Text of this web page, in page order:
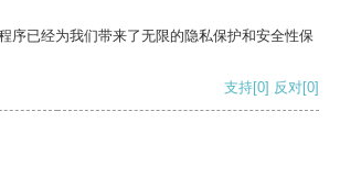
序已经为我们带来了无限的隐私保护和安全性保
支持[0] 反对[0]